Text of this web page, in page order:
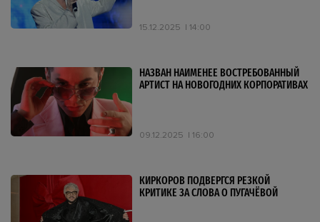
15.12.2025 14:00
НАЗВАН НАИМЕНЕЕ ВОСТРЕБОВАННЫЙ
АРТИСТ НА НОВОГОДНИХ КОРПОРАТИВАХ
09.12.2025 16:00
КИРКОРОВ ПОДВЕРГСЯ РЕЗКОЙ
КРИТИКЕ ЗА СЛОВА О ПУГАЧЁВОЙ